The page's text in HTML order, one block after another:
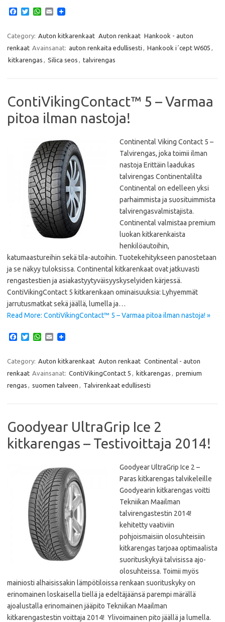
e
b
o
o
T
t
e
r
W
t
s
A
p
E
i
Category: Auton kitkarenkaat Auton renkaat Hankook - auton
renkaat Avainsanat: auton renkaita edullisesti Hankook i´cept W605
kitkarengas
Silica seos talvirengas
ContiVikingContact™ 5 – Varmaa
pitoa ilman nastoja!
Continental Viking Contact 5 –
Talvirengas, joka toimii ilman
nastoja Erittäin laadukas
talvirengas Continentalilta
Continental on edelleen yksi
parhaimmista ja suosituimmista
talvirengasvalmistajista.
Continental valmistaa premium
luokan kitkarenkaista
henkilöautoihin,
katumaastureihin sekä tila-autoihin. Tuotekehitykseen panostetaan
ja se näkyy tuloksissa. Continental kitkarenkaat ovat jatkuvasti
rengastestien ja asiakastyytyväisyyskyselyiden kärjessä.
ContiVikingContact 5 kitkarenkaan ominaisuuksia: Lyhyemmät
jarrutusmatkat sekä jäällä, lumella ja…
Read More: ContiVikingContact™ 5 – Varmaa pitoa ilman nastoja! »
e
b
o
o
T
t
e
W
t
s
A
p
E
i
Category: Auton kitkarenkaat Auton renkaat Continental - auton
renkaat Avainsanat: ContiVikingContact 5 kitkarengas
premium
rengas
suomen talveen Talvirenkaat edullisesti
Goodyear UltraGrip Ice 2
kitkarengas – Testivoittaja 2014!
Goodyear UltraGrip Ice 2 –
Paras kitkarengas talvikeleille
Goodyearin kitkarengas voitti
Tekniikan Maailman
talvirengastestin 2014!
kehitetty vaativiin
pohjoismaisiin olosuhteisiin
kitkarengas tarjoaa optimaalista
suorituskykyä talvisissa ajo-
olosuhteissa. Toimii myös
mainiosti alhaisissakin lämpötiloissa renkaan suorituskyky on
erinomainen loskaisella tiellä ja edeltäjäänsä parempi märällä
ajoalustalla erinomainen jääpito Tekniikan Maailman
kitkarengastestin voittaja 2014! Ylivoimainen pito jäällä ja lumella.